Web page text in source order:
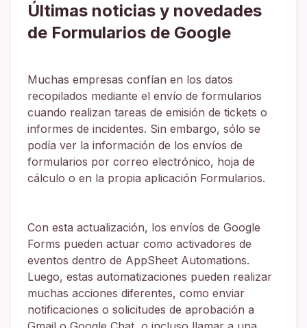
Últimas noticias y novedades
de Formularios de Google
Muchas empresas confían en los datos
recopilados mediante el envío de formularios
cuando realizan tareas de emisión de tickets o
informes de incidentes. Sin embargo, sólo se
podía ver la información de los envíos de
formularios por correo electrónico, hoja de
cálculo o en la propia aplicación Formularios.
Con esta actualización, los envíos de Google
Forms pueden actuar como activadores de
eventos dentro de AppSheet Automations.
Luego, estas automatizaciones pueden realizar
muchas acciones diferentes, como enviar
notificaciones o solicitudes de aprobación a